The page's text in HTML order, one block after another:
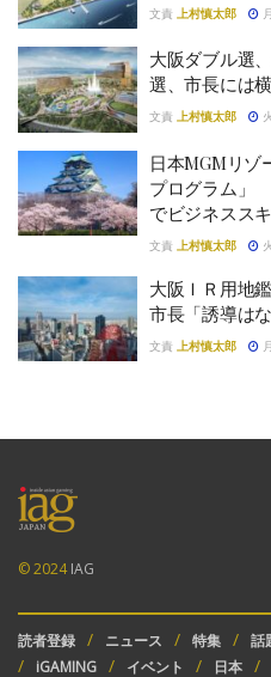
文責 上村慎太郎
大阪ダブル選
選、市長には
文責 上村慎太郎
日本MGMリゾ
プログラム」
でビジネスス
文責 上村慎太郎
大阪ＩＲ用地
市長「誘導はな
文責 上村慎太郎
© 2024IAG
読者登録 ニュース 特集 話
iGAMING
イベント 日本